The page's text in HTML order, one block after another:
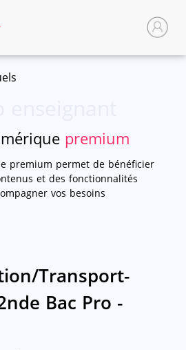
premium
premium permet de bénéficier
et des fonctionnalités
vos besoins
Transport-
Bac Pro -